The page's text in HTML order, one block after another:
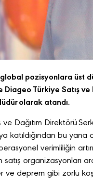
pozisyonlara üst
Diageo Türkiye Satış
olarak atandı.
ve Dağıtım Direktörü
katıldığından bu
verimliliğin
organizasyonları
ve deprem gibi zorlu